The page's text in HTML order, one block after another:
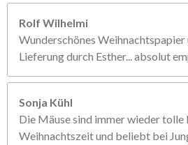
Rolf Wilhelmi
Wunderschönes Weihnachtspapier
Lieferung durch Esther... absolut
Sonja Kühl
Die Mäuse sind immer wieder
Weihnachtszeit und beliebt bei